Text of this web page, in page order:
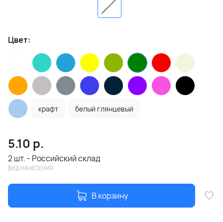
Цвет:
крафт белый глянцевый
5.10 р.
2 шт. - Российский склад
ВИД НАНЕСЕНИЯ
В корзину